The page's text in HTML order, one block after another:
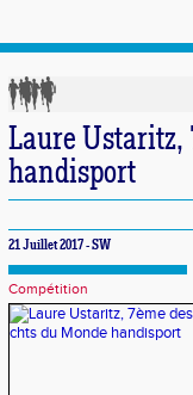
Laure Ustaritz,
handisport
21 Juillet 2017 - SW
Compétition